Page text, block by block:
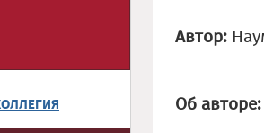
Автор:
Об авторе: